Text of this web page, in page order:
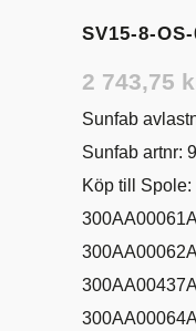
SV15-8-
2 743,75
Sunfab
Sunfab artnr:
Köp till Spole: